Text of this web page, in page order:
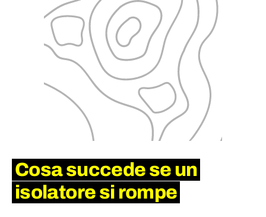
Cosa succede se un
isolatore si rompe